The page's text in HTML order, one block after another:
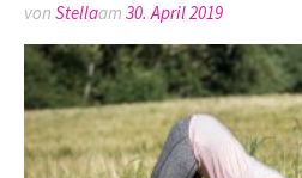
von Stellaam 30. April 2019